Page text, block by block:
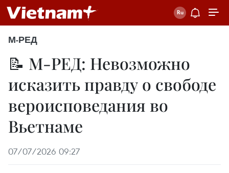
М-РЕД
📝 М-РЕД: Невозможно
исказить правду о свободе
вероисповедания во
Вьетнаме
07/07/2026 09:27